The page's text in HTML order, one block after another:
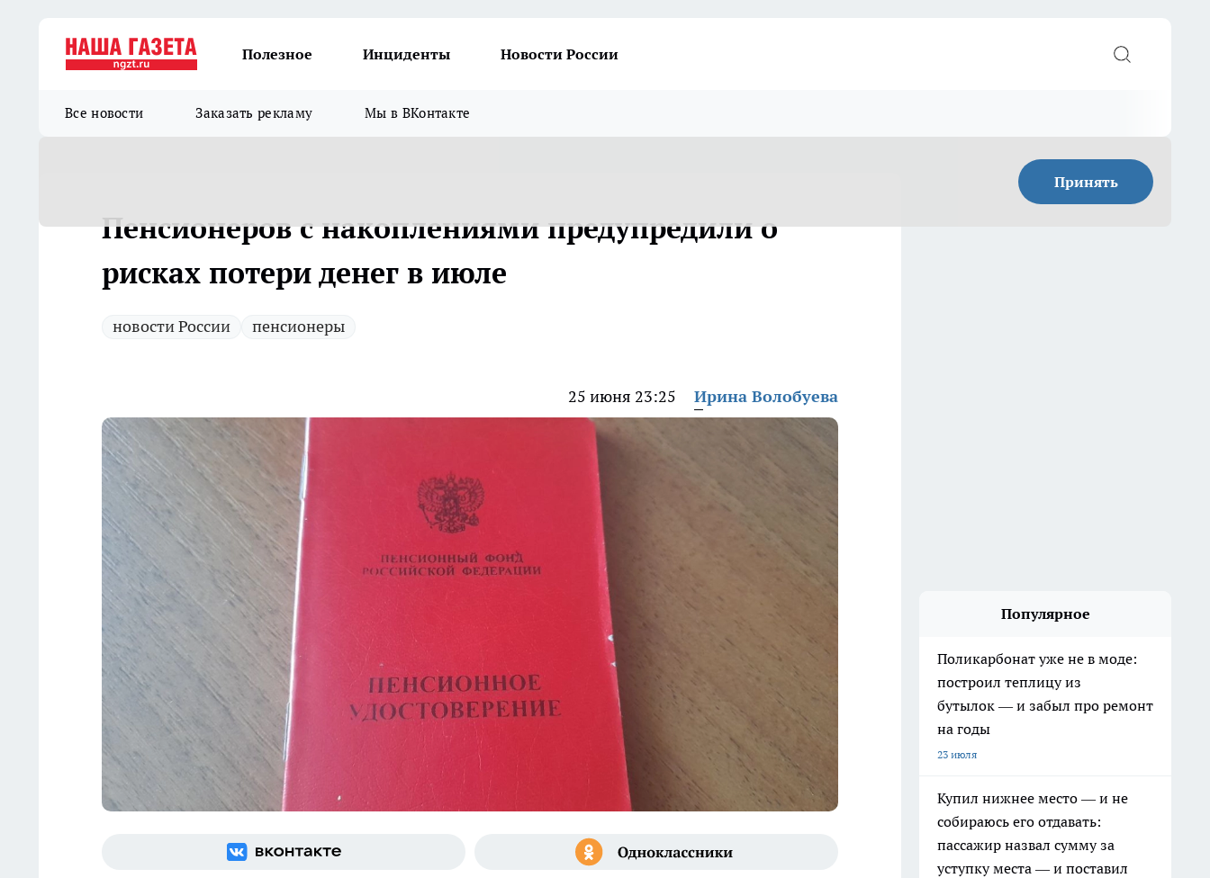
Полезное Инциденты Новости России
Все новости Заказать рекламу Мы в ВКонтакте
Принять
Пенсионеров с накоплениями предупредили о
рисках потери денег в июле
новости России пенсионеры
25 июня 23:25 Ирина Волобуева
Популярное
Поликарбонат уже не в моде:
построил теплицу из
бутылок — и забыл про ремонт
на годы
23 июля
Купил нижнее место — и не
собираюсь его отдавать:
пассажир назвал сумму за
уступку места — и поставил